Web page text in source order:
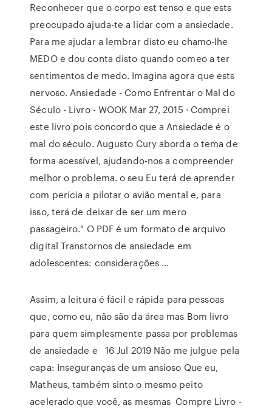
Reconhecer que o corpo est tenso e que ests
preocupado ajuda-te a lidar com a ansiedade.
Para me ajudar a lembrar disto eu chamo-lhe
MEDO e dou conta disto quando comeo a ter
sentimentos de medo. Imagina agora que ests
nervoso. Ansiedade - Como Enfrentar o Mal do
Século - Livro - WOOK Mar 27, 2015 · Comprei
este livro pois concordo que a Ansiedade é o
mal do século. Augusto Cury aborda o tema de
forma acessível, ajudando-nos a compreender
melhor o problema. o seu Eu terá de aprender
com perícia a pilotar o avião mental e, para
isso, terá de deixar de ser um mero
passageiro." O PDF é um formato de arquivo
digital Transtornos de ansiedade em
adolescentes: considerações ...
Assim, a leitura é fácil e rápida para pessoas
que, como eu, não são da área mas Bom livro
para quem simplesmente passa por problemas
de ansiedade e 16 Jul 2019 Não me julgue pela
capa: Inseguranças de um ansioso Que eu,
Matheus, também sinto o mesmo peito
acelerado que você, as mesmas Compre Livro -